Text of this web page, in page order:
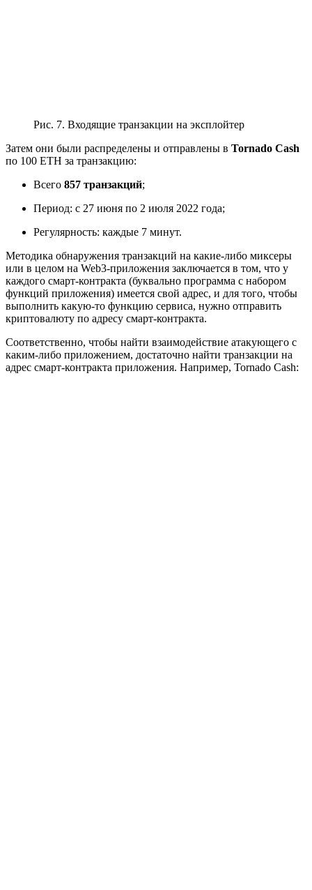
Рис. 7. Входящие транзакции на эксплойтер
Затем они были распределены и отправлены в Tornado Cash
по 100 ETH за транзакцию:
Всего 857 транзакций;
Период: с 27 июня по 2 июля 2022 года;
Регулярность: каждые 7 минут.
Методика обнаружения транзакций на какие-либо миксеры
или в целом на Web3-приложения заключается в том, что у
каждого смарт-контракта (буквально программа с набором
функций приложения) имеется свой адрес, и для того, чтобы
выполнить какую-то функцию сервиса, нужно отправить
криптовалюту по адресу смарт-контракта.
Соответственно, чтобы найти взаимодействие атакующего с
каким-либо приложением, достаточно найти транзакции на
адрес смарт-контракта приложения. Например, Tornado Cash: